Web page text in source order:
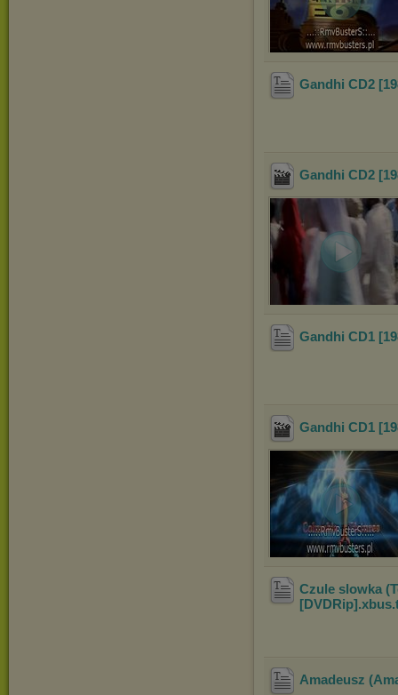
Gandhi CD2
Gandhi CD2
Gandhi CD1
Gandhi CD1
Czule slowka
[DVDRip].xbus
Amadeusz